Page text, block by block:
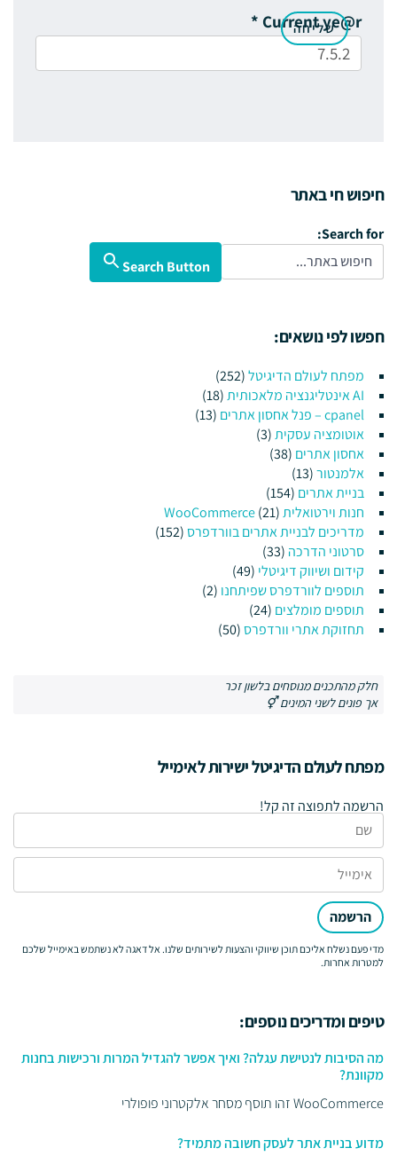
Current ye@r
*
חיפוש חי באתר
Search for:
Search Button
חפשו לפי נושאים:
מפתח לעולם הדיגיטל(252)
AI אינטליגנציה מלאכותית
(18)
cpanel – פנל אחסון אתרים
(13)
אוטומציה עסקית(3)
אחסון אתרים(38)
אלמנטור(13)
בניית אתרים(154)
חנות וירטואלית WooCommerce(21)
מדריכים לבניית אתרים בוורדפרס(152)
סרטוני הדרכה(33)
קידום ושיווק דיגיטלי(49)
תוספים לוורדפרס שפיתחנו(2)
תוספים מומלצים(24)
תחזוקת אתרי וורדפרס(50)
חלק מהתכנים מנוסחים בלשון זכר
אך פונים לשני המינים ⚥
מפתח לעולם הדיגיטל ישירות לאימייל
הרשמה לתפוצה זה קל!
הרשמה
מדי פעם נשלח אליכם תוכן שיווקי והצעות לשירותים שלנו. אל דאגה לא נשתמש באימייל שלכם
למטרות אחרות.
טיפים ומדריכים נוספים:
מה הסיבות לנטישת עגלה? ואיך אפשר להגדיל המרות ורכישות בחנות
מקוונת?
WooCommerce זהו תוסף מסחר אלקטרוני פופולרי
מדוע בניית אתר לעסק חשובה מתמיד?